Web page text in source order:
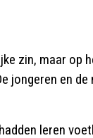
zin, maar op
jongeren en
leren